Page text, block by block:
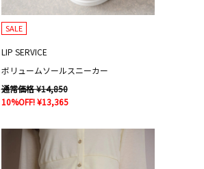
SALE
LIP SERVICE
ボリュームソールスニーカー
通常価格 ¥14,850
10%OFF! ¥13,365